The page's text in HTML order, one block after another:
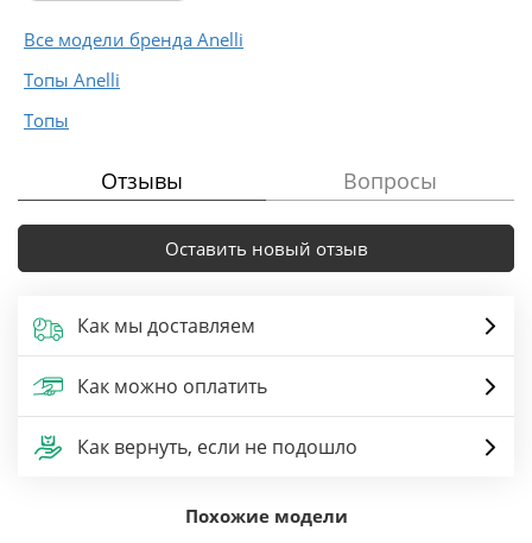
Все модели бренда Anelli
Топы Anelli
Топы
Отзывы Вопросы
Оставить новый отзыв
Как мы доставляем
Как можно оплатить
Как вернуть, если не подошло
Похожие модели